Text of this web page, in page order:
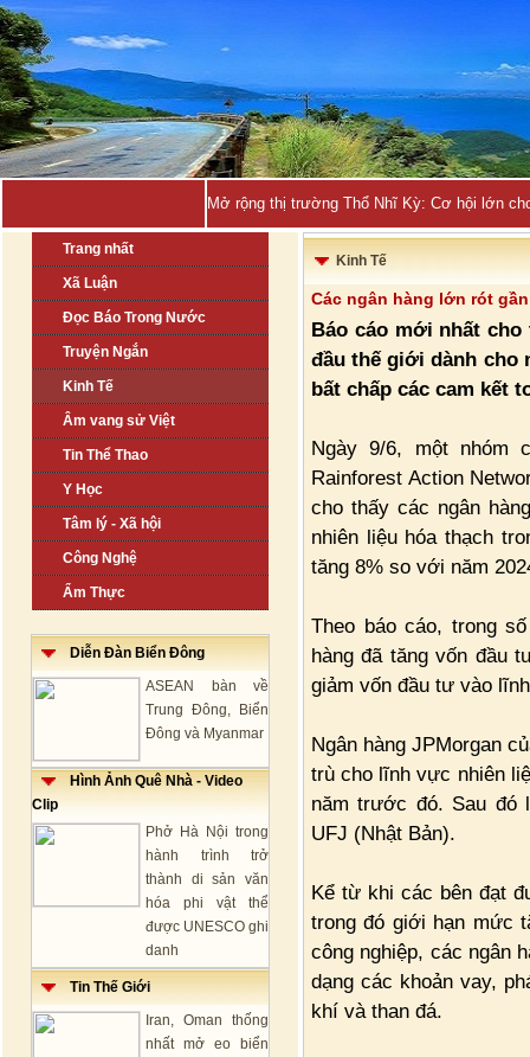
Mở rộng thị trường Thổ Nhĩ Kỳ: Cơ hội lớn
Trang nhất
Xã Luận
Đọc Báo Trong Nước
Truyện Ngắn
Kinh Tế
Âm vang sử Việt
Tin Thể Thao
Y Học
Tâm lý - Xã hội
Công Nghệ
Ẩm Thực
Diễn Đàn Biển Đông
ASEAN bàn về
Trung Đông, Biển
Đông và Myanmar
Hình Ảnh Quê Nhà - Video
Clip
Phở Hà Nội trong
hành trình trở
thành di sản văn
hóa phi vật thể
được UNESCO ghi
danh
Tin Thế Giới
Iran, Oman thống
nhất mở eo biển
Kinh Tế
Các ngân hàng lớn rót
Báo cáo mới nhất cho
đầu thế giới dành cho
bất chấp các cam kết
Ngày 9/6, một nhóm
Rainforest Action
cho thấy các ngân
nhiên liệu hóa thạch
tăng 8% so với năm
Theo báo cáo, trong
hàng đã tăng vốn đầu
giảm vốn đầu tư vào
Ngân hàng JPMorgan
trù cho lĩnh vực nhiên
năm trước đó. Sau đó
UFJ (Nhật Bản).
Kể từ khi các bên đạt
trong đó giới hạn mức
công nghiệp, các ngân
dạng các khoản vay,
khí và than đá.